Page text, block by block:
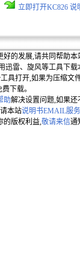
立即打开KC826 说
的发展,请共同帮助本
迅雷、旋风等工具下载
具打开,如果为压缩文
下载。
助解决设置问题,如果
本站说明书EMAIL服务
的版权利益,敬请来信通